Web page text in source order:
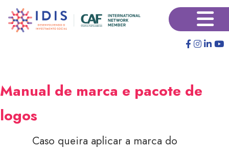
para
×
Manual de marca e pacote de
logos
Caso queira aplicar a marca do